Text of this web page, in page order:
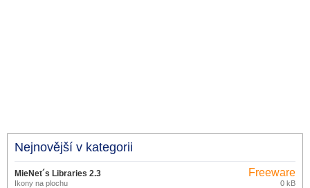
Nejnovější v kategorii
MieNet´s Libraries 2.3
Ikony na plochu
Freeware
0 kB